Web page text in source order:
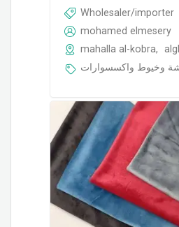
Wholesaler/importer
mohamed elmesery
mahalla al-kobra,
وخيوط واكسسوارات